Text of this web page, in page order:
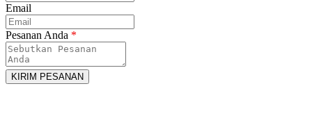
Email
Pesanan Anda *